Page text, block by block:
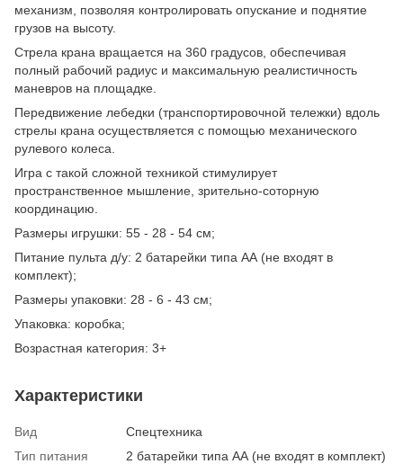
механизм, позволяя контролировать опускание и поднятие
грузов на высоту.
Стрела крана вращается на 360 градусов, обеспечивая
полный рабочий радиус и максимальную реалистичность
маневров на площадке.
Передвижение лебедки (транспортировочной тележки) вдоль
стрелы крана осуществляется с помощью механического
рулевого колеса.
Игра с такой сложной техникой стимулирует
пространственное мышление, зрительно-соторную
координацию.
Размеры игрушки: 55 - 28 - 54 см;
Питание пульта д/у: 2 батарейки типа АА (не входят в
комплект);
Размеры упаковки: 28 - 6 - 43 см;
Упаковка: коробка;
Возрастная категория: 3+
Характеристики
Вид
Спецтехника
Тип питания
2 батарейки типа АА (не входят в комплект)